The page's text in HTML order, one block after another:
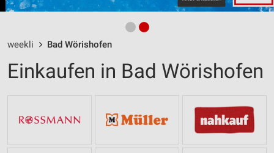
weekli Bad Wörishofen
Einkaufen in Bad Wörishofen